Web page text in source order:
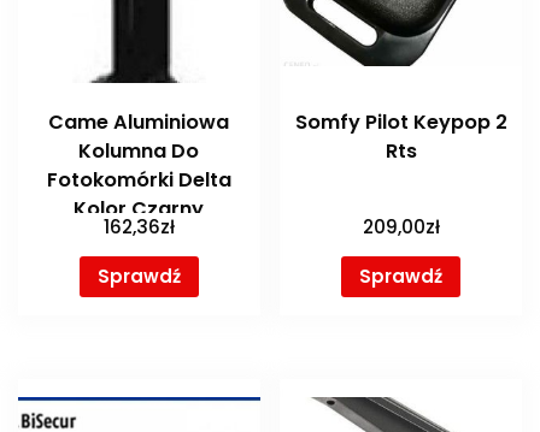
Came Aluminiowa
Kolumna Do
Fotokomórki Delta
Kolor Czarny
162,36zł
Sprawdź
Somfy Pilot Keypop 2
Rts
209,00zł
Sprawdź